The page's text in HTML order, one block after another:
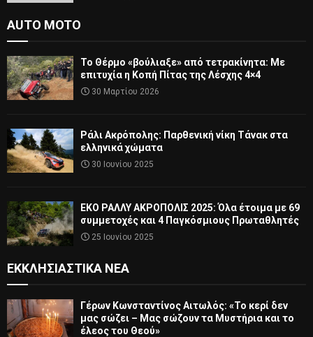
AUTO MOTO
Το Θέρμο «βούλιαξε» από τετρακίνητα: Με
επιτυχία η Κοπή Πίτας της Λέσχης 4×4
30 Μαρτίου 2026
Ράλι Ακρόπολης: Παρθενική νίκη Τάνακ στα
ελληνικά χώματα
30 Ιουνίου 2025
ΕΚΟ ΡΑΛΛΥ ΑΚΡΟΠΟΛΙΣ 2025: Όλα έτοιμα με 69
συμμετοχές και 4 Παγκόσμιους Πρωταθλητές
25 Ιουνίου 2025
ΕΚΚΛΗΣΙΑΣΤΙΚΆ ΝΈΑ
Γέρων Κωνσταντίνος Αιτωλός: «Το κερί δεν
μας σώζει – Μας σώζουν τα Μυστήρια και το
έλεος του Θεού»